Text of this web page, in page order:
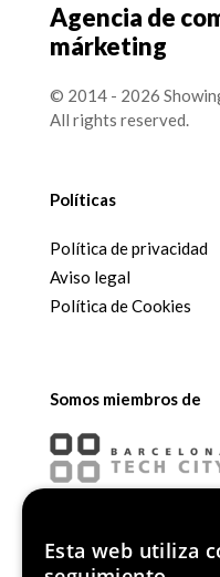
Agencia de
márketing
© 2014 - 2026
All rights reserved.
Políticas
Política de privacidad
Aviso legal
Política de Cookies
Somos miembros de
Esta web utiliza